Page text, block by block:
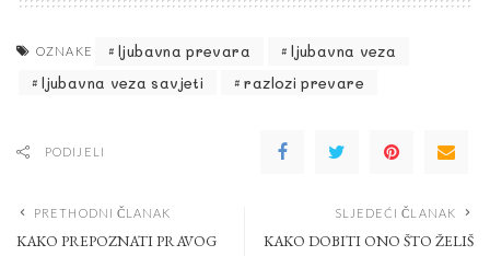
OZNAKE ljubavna prevara
ljubavna veza
ljubavna veza savjeti
razlozi prevare
PODIJELI
PRETHODNI ČLANAK
KAKO PREPOZNATI PRAVOG
SLJEDEĆI ČLANAK
KAKO DOBITI ONO ŠTO ŽELIŠ